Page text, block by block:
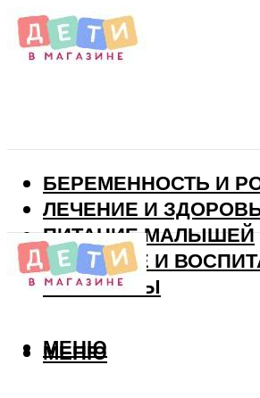
БЕРЕМЕННОСТЬ И
ЛЕЧЕНИЕ И
ПИТАНИЕ МАЛЫШЕЙ
РАЗВИТИЕ И
ВИТАМИНЫ
МЕНЮ
МЕНЮ